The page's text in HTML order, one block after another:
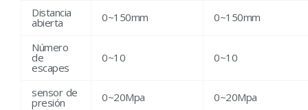
Distancia
abierta 0~150mm 0~150mm
Número
de
escapes
0~10 0~10
sensor de
presión 0~20Mpa 0~20Mpa